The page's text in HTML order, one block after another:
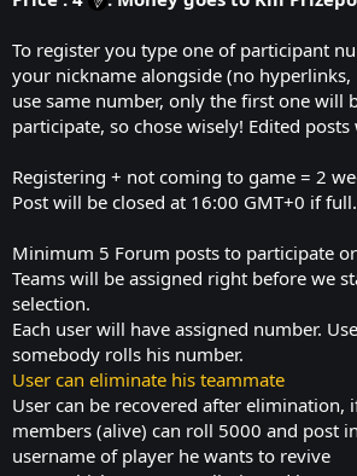
To register you type one of participant
your nickname alongside (no
use same number, only the first one will
participate, so chose wisely! Edited
Registering + not coming to game = 2
Post will be closed at 16:00 GMT+0 if full.
Minimum 5 Forum posts to participate
Teams will be assigned right before we
selection.
Each user will have assigned number.
somebody rolls his number.
User can eliminate his teammate
User can be recovered after elimination,
members (alive) can roll 5000 and post
username of player he wants to revive